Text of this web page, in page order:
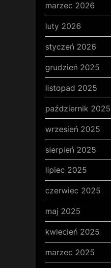
marzec 2026
luty 2026
styczeń 2026
grudzień 2025
listopad 2025
październik 2025
wrzesień 2025
sierpień 2025
lipiec 2025
czerwiec 2025
maj 2025
kwiecień 2025
marzec 2025